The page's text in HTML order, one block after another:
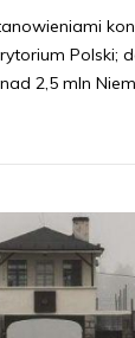
Polski;
2,5 mln